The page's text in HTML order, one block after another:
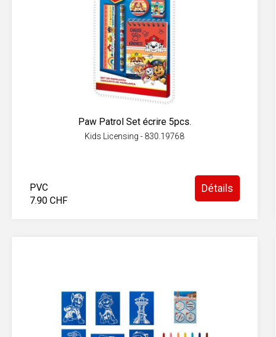
Paw Patrol Set écrire 5pcs.
Kids Licensing - 830.19768
PVC
7.90 CHF
Détails